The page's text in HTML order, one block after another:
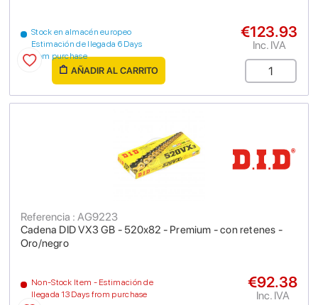
Stock en almacén europeo
Estimación de llegada 6 Days
from purchase
€123.93
Inc. IVA
AÑADIR AL CARRITO
Cadena DID VX3 GB - 520x82 - Premium - con retenes -
Oro/negro
Referencia : AG9223
Non-Stock Item - Estimación de
llegada 13 Days from purchase
€92.38
Inc. IVA